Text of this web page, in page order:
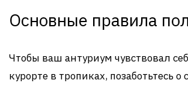
Основные правила
Чтобы ваш антуриум чувствовал
курорте в тропиках, позаботьтесь